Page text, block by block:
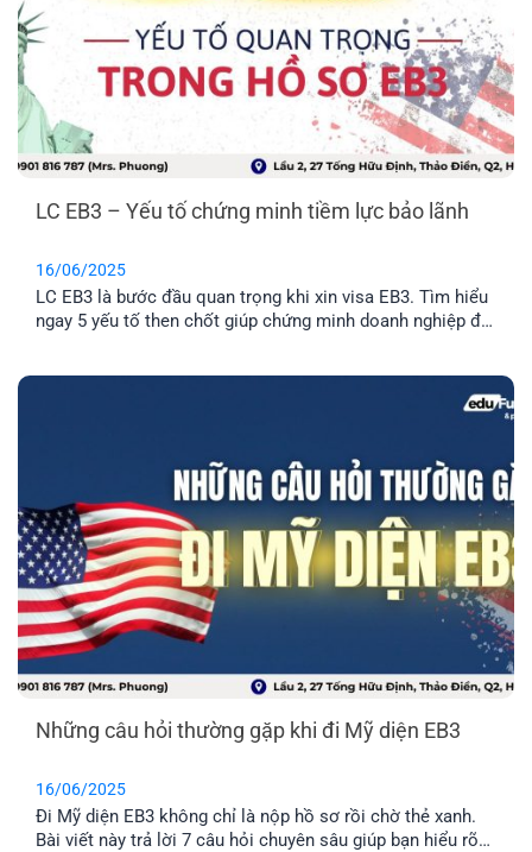
LC EB3 – Yếu tố chứng minh tiềm lực bảo lãnh
16/06/2025
LC EB3 là bước đầu quan trọng khi xin visa EB3. Tìm hiểu
ngay 5 yếu tố then chốt giúp chứng minh doanh nghiệp đủ
Những câu hỏi thường gặp khi đi Mỹ diện EB3
16/06/2025
Đi Mỹ diện EB3 không chỉ là nộp hồ sơ rồi chờ thẻ xanh.
Bài viết này trả lời 7 câu hỏi chuyên sâu giúp bạn hiểu rõ